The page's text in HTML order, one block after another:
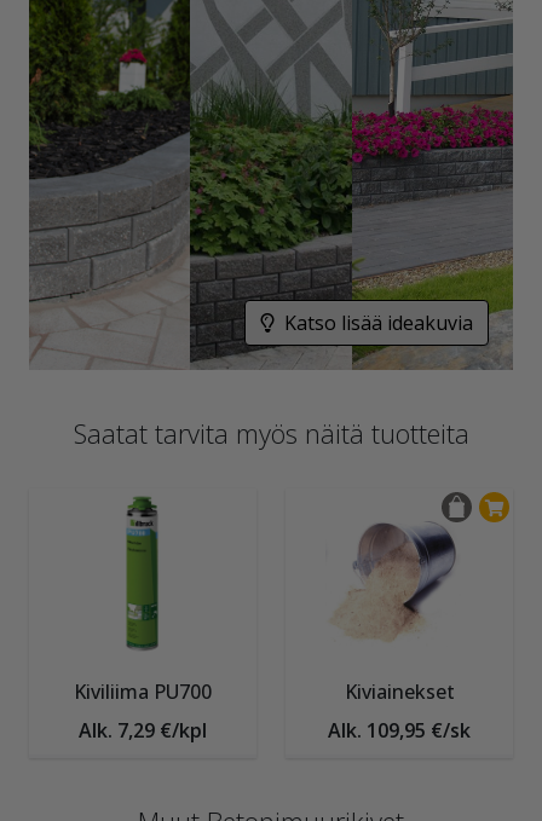
Katso lisää ideakuvia
Saatat tarvita myös näitä tuotteita
Kiviliima PU700
Alk. 7,29 €/kpl
Kiviainekset
Alk. 109,95 €/sk